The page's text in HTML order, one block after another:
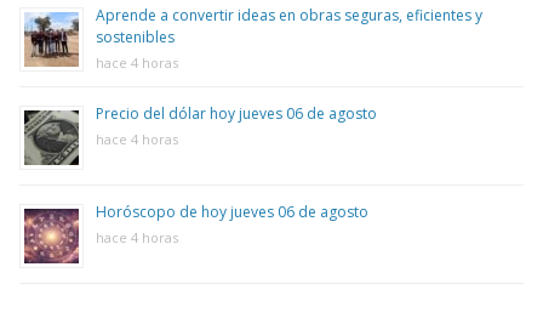
Aprende a convertir ideas en obras seguras, eficientes y
sostenibles
hace 4 horas
Precio del dólar hoy jueves 06 de agosto
hace 4 horas
Horóscopo de hoy jueves 06 de agosto
hace 4 horas